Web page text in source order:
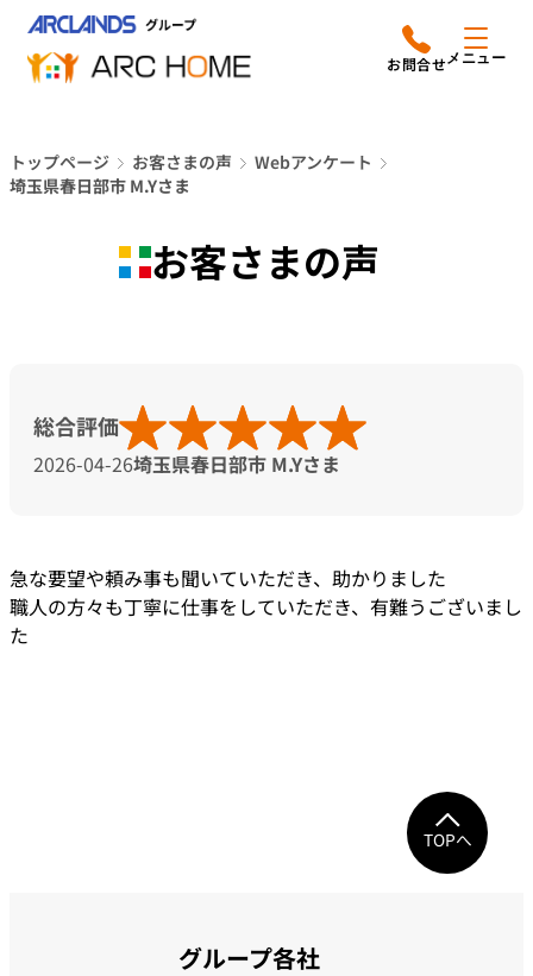
ッ
プ
アークホームについて
施工事例
オーナー向け会員サービス
よくあるご質問
メニュー
営業時間は
平日9時から18時までと
電話をかける
トップページ お客さまの声
Webアンケート
埼玉県春日部市 M.Yさま
お客さまの声
総合評価
2026-04-26埼玉県春日部市 M.Yさま
急な要望や頼み事も聞いていただき、助かりました
職人の方々も丁寧に仕事をしていただき、有難うございまし
た
TOPへ
グループ各社